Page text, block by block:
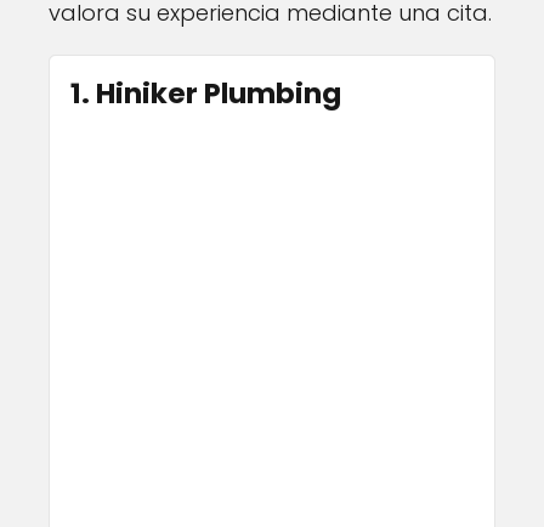
valora su experiencia mediante una cita.
1. Hiniker Plumbing